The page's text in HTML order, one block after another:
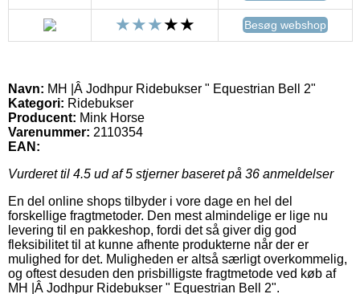
Besøg webshop
Navn: MH |Â Jodhpur Ridebukser " Equestrian Bell 2"
Kategori: Ridebukser
Producent: Mink Horse
Varenummer: 2110354
EAN:
Vurderet til 4.5 ud af 5 stjerner baseret på 36 anmeldelser
En del online shops tilbyder i vore dage en hel del
forskellige fragtmetoder. Den mest almindelige er lige nu
levering til en pakkeshop, fordi det så giver dig god
fleksibilitet til at kunne afhente produkterne når der er
mulighed for det. Muligheden er altså særligt overkommelig,
og oftest desuden den prisbilligste fragtmetode ved køb af
MH |Â Jodhpur Ridebukser " Equestrian Bell 2".